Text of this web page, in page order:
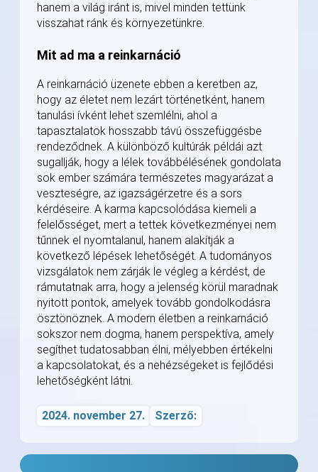
hanem a világ iránt is, mivel minden tettünk
visszahat ránk és környezetünkre.
Mit ad ma a reinkarnáció
A reinkarnáció üzenete ebben a keretben az,
hogy az életet nem lezárt történetként, hanem
tanulási ívként lehet szemlélni, ahol a
tapasztalatok hosszabb távú összefüggésbe
rendeződnek. A különböző kultúrák példái azt
sugallják, hogy a lélek továbbélésének gondolata
sok ember számára természetes magyarázat a
veszteségre, az igazságérzetre és a sors
kérdéseire. A karma kapcsolódása kiemeli a
felelősséget, mert a tettek következményei nem
tűnnek el nyomtalanul, hanem alakítják a
következő lépések lehetőségét. A tudományos
vizsgálatok nem zárják le végleg a kérdést, de
rámutatnak arra, hogy a jelenség körül maradnak
nyitott pontok, amelyek tovább gondolkodásra
ösztönöznek. A modern életben a reinkarnáció
sokszor nem dogma, hanem perspektíva, amely
segíthet tudatosabban élni, mélyebben értékelni
a kapcsolatokat, és a nehézségeket is fejlődési
lehetőségként látni.
2024. november 27. Szerző: